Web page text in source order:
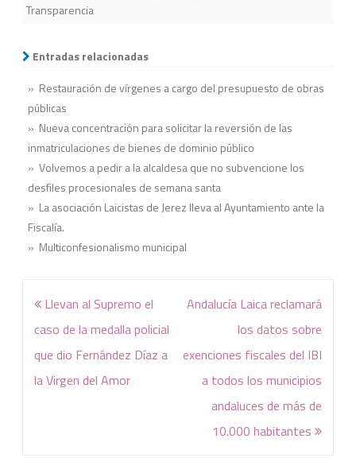
Transparencia
Entradas relacionadas
» Restauración de vírgenes a cargo del presupuesto de obras
públicas
» Nueva concentración para solicitar la reversión de las
inmatriculaciones de bienes de dominio público
» Volvemos a pedir a la alcaldesa que no subvencione los
desfiles procesionales de semana santa
» La asociación Laicistas de Jerez lleva al Ayuntamiento ante la
Fiscalía.
» Multiconfesionalismo municipal
Navegación
de
entradas
Llevan al Supremo el
caso de la medalla policial
que dio Fernández Díaz a
la Virgen del Amor
Andalucía Laica reclamará
los datos sobre
exenciones fiscales del IBI
a todos los municipios
andaluces de más de
10.000 habitantes